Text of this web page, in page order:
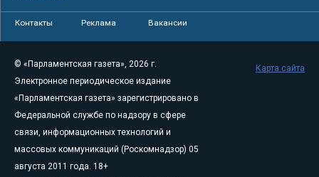
Контакты Реклама Вакансии
© «Парламентская газета», 2026 г.
Электронное периодическое издание
«Парламентская газета» зарегистрировано в
Федеральной службе по надзору в сфере
связи, информационных технологий и
массовых коммуникаций (Роскомнадзор) 05
августа 2011 года. 18+
Карта сайта